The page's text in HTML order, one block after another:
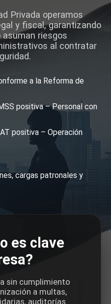
Privada operamos
y fiscal, garantizando
riesgos
al contratar
a la Reforma de
positiva – Personal con
positiva – Operación
cargas patronales y
es clave
sin cumplimiento
a multas,
auditorías